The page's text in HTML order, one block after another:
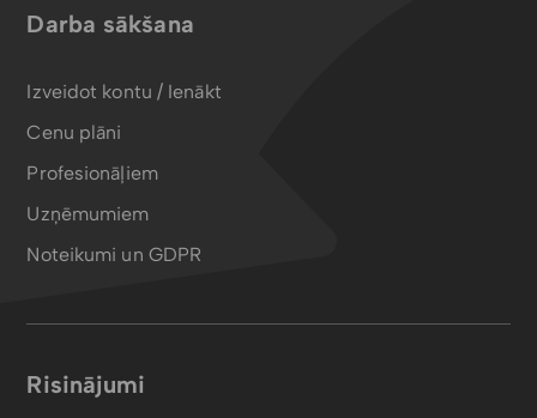
Darba sākšana
Izveidot kontu / Ienākt
Cenu plāni
Profesionāļiem
Uzņēmumiem
Noteikumi un GDPR
Risinājumi